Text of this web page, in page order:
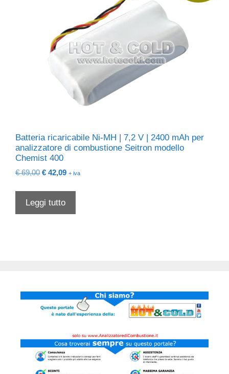
Batteria ricaricabile Ni-MH | 7,2 V | 2400 mAh per
analizzatore di combustione Seitron modello
Chemist 400
€69,00 Il
originale
era:
€ 69,00.
€ 42,09Il
attuale
€ 42,09.
+ iva
Leggi tutto